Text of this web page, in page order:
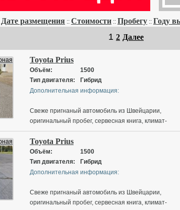
Дате размещения :: Стоимости :: Пробегу :: Году
1 2 Далее
Toyota Prius
Объём:
1500
Тип двигателя:
Гибрид
Дополнительная информация:
Свеже пригнаный автомобиль из Швейцарии,
оригинальный пробег, сервесная книга, климат-
контроль, круиз контроль, мультеруль, корректор
фар, электро зеркала, без ключевой доступ,
функция старт-стоп
Toyota Prius
Объём:
1500
Тип двигателя:
Гибрид
Дополнительная информация:
Свеже пригнаный автомобиль из Швейцарии,
оригинальный пробег, сервесная книга, климат-